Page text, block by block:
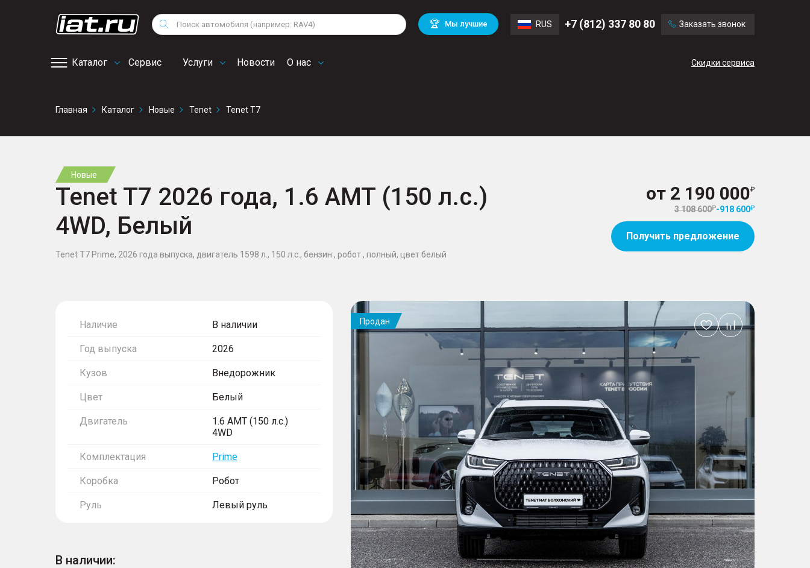
Поиск 🏆 Мы лучшие RUS +7 (812) 337 80 80 Заказать звонок
Каталог Сервис
сервис
Услуги Новости О нас Скидки сервиса
Снегоходы
Квадроциклы
Volkswagen
Mitsubishi BMW
Audi
Mercedes Benz Volvo
Главная Каталог Новые Tenet Tenet T7
Новые
Tenet T7 2026 года, 1.6 AMT (150 л.с.)
4WD, Белый
Tenet T7 Prime, 2026 года выпуска, двигатель 1598 л., 150 л.с., бензин , робот , полный, цвет белый
от 2 190 000
3 108 600 -918 600
Получить предложение
Наличие В наличии
Год выпуска 2026
Кузов Внедорожник
Цвет Белый
Двигатель
1.6 AMT (150 л.с.)
4WD
Комплектация Prime
Коробка Робот
Руль Левый руль
В наличии:
Продан
Добавить
в